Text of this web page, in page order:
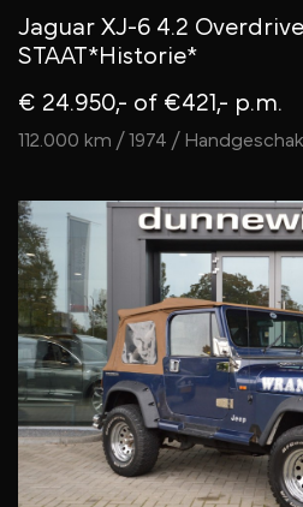
Jaguar XJ-6 4.2
STAAT*Historie*
€ 24.950,- of €421,- p.m.
112.000 km / 1974 /